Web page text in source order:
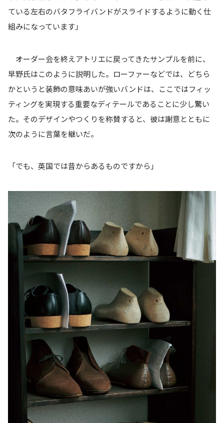
ている左右のバタフライバンドがスライドするように動く仕
組みになっています」
オーダー会を終えアトリエに戻ってきたサンプルを前に、
早野氏はこのように説明した。ローファーなどでは、どちら
かというと装飾の意味あいが強いバンドは、ここではフィッ
ティングを実現する重要なディテールであることに少し驚い
た。そのデザインやつくりを称賛すると、彼は謝意とともに
次のように言葉を継いだ。
「でも、英国では昔からあるものですから」